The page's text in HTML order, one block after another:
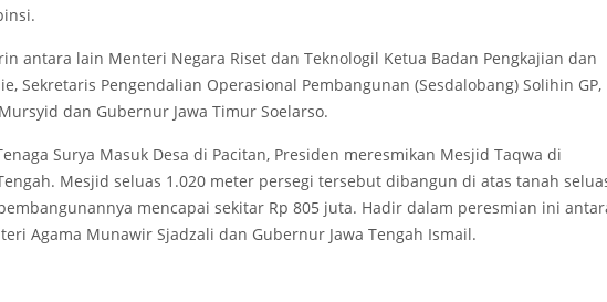
antara lain Menteri Negara Riset dan Teknologil Ketua Badan Pengkajian dan
Sekretaris Pengendalian Operasional Pembangunan (Sesdalobang) Solihin GP,
dan Gubernur Jawa Timur Soelarso.
Surya Masuk Desa di Pacitan, Presiden meresmikan Mesjid Taqwa di
Mesjid seluas 1.020 meter persegi tersebut dibangun di atas tanah
mencapai sekitar Rp 805 juta. Hadir dalam peresmian ini
Agama Munawir Sjadzali dan Gubernur Jawa Tengah Ismail.